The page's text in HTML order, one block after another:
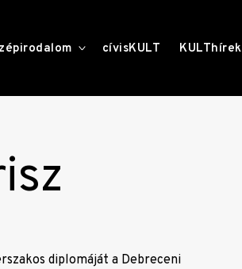
toggle
childcívisKULT KULThírek
diplomáját a Debreceni